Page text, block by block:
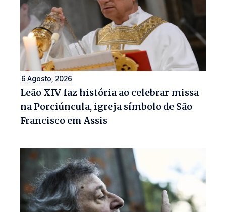
6 Agosto, 2026
Leão XIV faz história ao celebrar missa
na Porciúncula, igreja símbolo de São
Francisco em Assis